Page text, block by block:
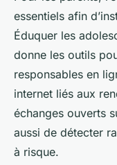
essentiels afin
Éduquer les
donne les outils
responsables en
internet liés aux
échanges ouverts
aussi de détecter
à risque.